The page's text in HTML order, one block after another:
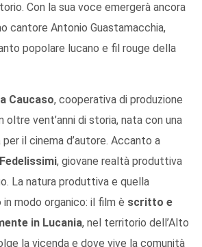
Con la sua voce emergerà ancora
cantore Antonio Guastamacchia,
popolare lucano e fil rouge della
Caucaso, cooperativa di produzione
vent’anni di storia, nata con una
il cinema d’autore. Accanto a
, giovane realtà produttiva
La natura produttiva e quella
modo organico: il film è scritto e
in Lucania, nel territorio dell’Alto
la vicenda e dove vive la comunità